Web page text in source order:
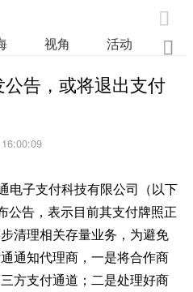

视角 活动 业

告，或将退出支付
电子支付科技有限公司（以下
公告，表示目前其支付牌照正
清理相关存量业务，为避免
通知代理商，一是将合作商
方支付通道；二是处理好商